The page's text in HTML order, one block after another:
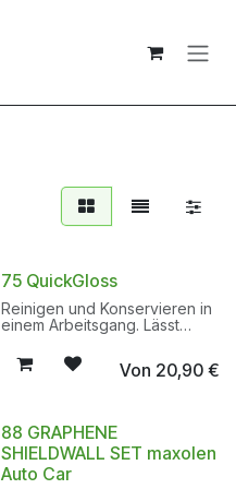
75 QuickGloss
Reinigen und Konservieren in
einem Arbeitsgang. Lässt
verschwinden. Perfekter
Tiefenglanz.
Von 20,90€
88 GRAPHENE
SHIELDWALL SET maxolen
Auto Car